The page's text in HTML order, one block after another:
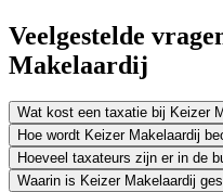
Veelgestelde
Makelaardij
Wat kost een taxatie bij Keizer
Hoe wordt Keizer Makelaardij
Hoeveel taxateurs zijn er in de
Waarin is Keizer Makelaardij